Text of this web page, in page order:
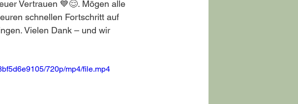
Vertrauen 💙😌. Mögen alle
schnellen Fortschritt auf
Vielen Dank – und wir
720p/mp4/file.mp4